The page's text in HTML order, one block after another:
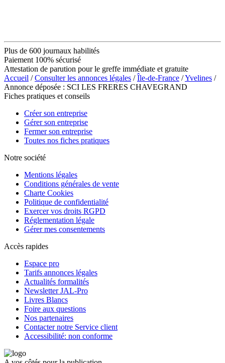
Plus de 600 journaux habilités
Paiement 100% sécurisé
Attestation de parution pour le greffe immédiate et gratuite
Accueil /Consulter les annonces légales /Île-de-France /Yvelines /
Annonce déposée : SCI LES FRERES CHAVEGRAND
Fiches pratiques et conseils
Créer son entreprise
Gérer son entreprise
Fermer son entreprise
Toutes nos fiches pratiques
Notre société
Mentions légales
Conditions générales de vente
Charte Cookies
Politique de confidentialité
Exercer vos droits RGPD
Réglementation légale
Gérer mes consentements
Accès rapides
Espace pro
Tarifs annonces légales
Actualités formalités
Newsletter JAL-Pro
Livres Blancs
Foire aux questions
Nos partenaires
Contacter notre Service client
Accessibilité: non conforme